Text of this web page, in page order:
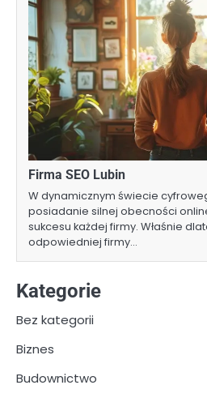
Firma SEO Lubin
W dynamicznym świecie
posiadanie silnej obecności
sukcesu każdej firmy. Właśnie
odpowiedniej firmy…
Kategorie
Bez kategorii
Biznes
Budownictwo